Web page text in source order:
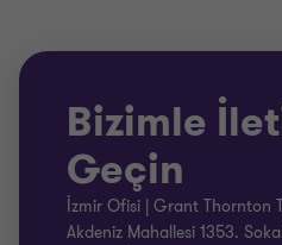
Bizimle
Geçin
İzmir Ofisi | Grant Thornton
Akdeniz Mahallesi 1353.